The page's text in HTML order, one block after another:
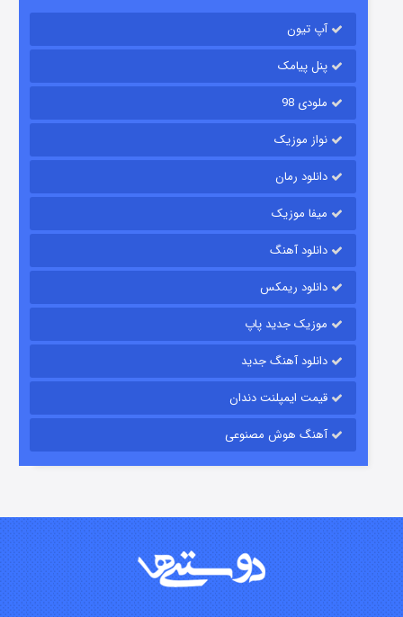
باب اسفنجی فصل ۱۷
قسمت۶ (زیرنویس) منتشر شد
قسمت۱۵ (دوبله) منتشر شد
آپ تیون
پنل پیامک
ملودی 98
نواز موزیک
دانلود رمان
میفا موزیک
دانلود آهنگ
دانلود ریمکس
موزیک جدید پاپ
دانلود آهنگ جدید
قیمت ایمپلنت دندان
آهنگ هوش مصنوعی